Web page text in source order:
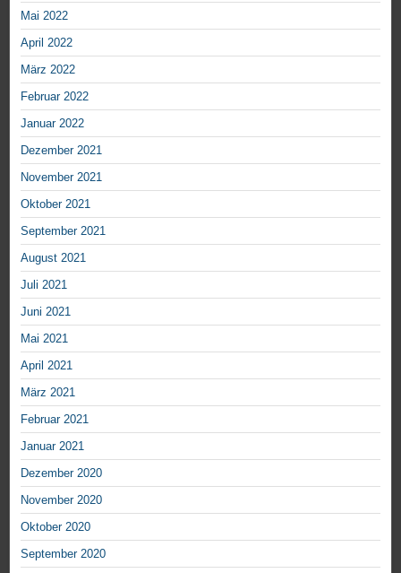
Mai 2022
April 2022
März 2022
Februar 2022
Januar 2022
Dezember 2021
November 2021
Oktober 2021
September 2021
August 2021
Juli 2021
Juni 2021
Mai 2021
April 2021
März 2021
Februar 2021
Januar 2021
Dezember 2020
November 2020
Oktober 2020
September 2020